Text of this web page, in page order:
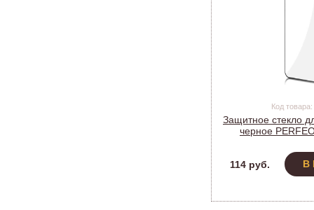
Код
Защитное стекло
черное
114 руб. В